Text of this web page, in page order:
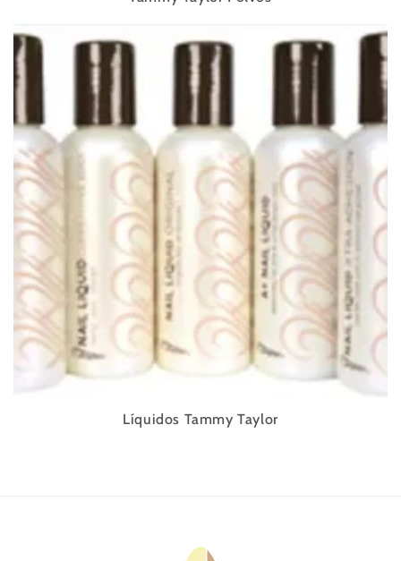
Líquidos Tammy Taylor